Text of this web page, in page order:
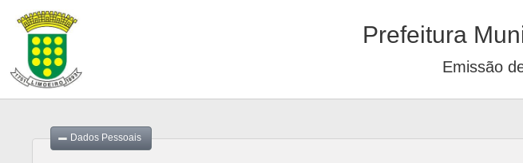
Prefeitura
Emissão
Dados Pessoais